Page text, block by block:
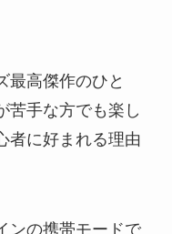
最高傑作のひと
苦手な方でも楽し
者に好まれる理由
ンの携帯モードで